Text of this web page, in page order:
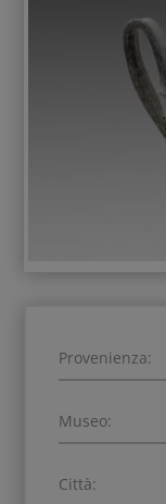
Provenienza:
Museo:
Città: